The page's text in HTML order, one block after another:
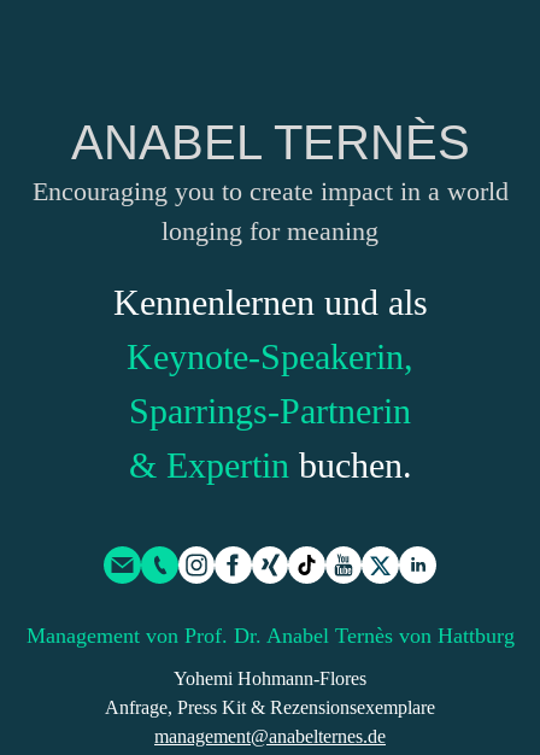
ANABEL TERNÈS
Encouraging you to create impact in a world
longing for meaning
Kennenlernen und als
Keynote-Speakerin,
Sparrings-Partnerin
& Expertin buchen.
Management von Prof. Dr. Anabel Ternès von Hattburg
Yohemi Hohmann-Flores
Anfrage, Press Kit & Rezensionsexemplare
management@anabelternes.de